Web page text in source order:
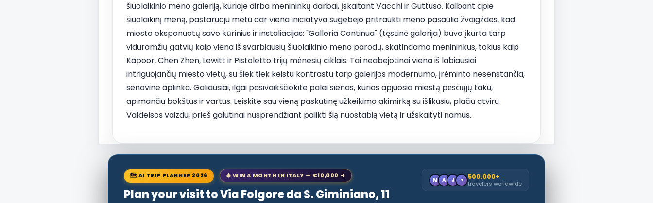
šiuolaikinio meno galeriją, kurioje dirba menininkų darbai, įskaitant Vacchi ir Guttuso. Kalbant apie
šiuolaikinį meną, pastaruoju metu dar viena iniciatyva sugebėjo pritraukti meno pasaulio žvaigždes, kad
mieste eksponuotų savo kūrinius ir instaliacijas: "Galleria Continua" (tęstinė galerija) buvo įkurta tarp
viduramžių gatvių kaip viena iš svarbiausių šiuolaikinio meno parodų, skatindama menininkus, tokius kaip
Kapoor, Chen Zhen, Lewitt ir Pistoletto trijų mėnesių ciklais. Tai neabejotinai viena iš labiausiai
intriguojančių miesto vietų, su šiek tiek keistu kontrastu tarp galerijos modernumo, įrėminto nesenstančia,
senovine aplinka. Galiausiai, ilgai pasivaikščiokite palei sienas, kurios apjuosia miestą pėsčiųjų taku,
apimančiu bokštus ir vartus. Leiskite sau vieną paskutinę užkeikimo akimirką su išlikusiu, plačiu atviru
Valdelsos vaizdu, prieš galutinai nusprendžiant palikti šią nuostabią vietą ir užskaityti namus.
🗺 AI TRIP PLANNER 2026 🎄 WIN A MONTH IN ITALY — €10,000 →
Plan your visit to Via Folgore da S. Giminiano, 11
M A J + 500.000+
travelers worldwide